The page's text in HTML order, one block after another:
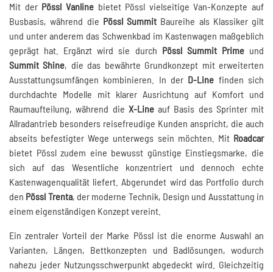
Mit der Pössl Vanlinebietet Pössl vielseitige Van-Konzepte auf
Busbasis, während die Pössl Summit Baureihe als Klassiker gilt
und unter anderem das Schwenkbad im Kastenwagen maßgeblich
geprägt hat. Ergänzt wird sie durch Pössl Summit Primeund
Summit Shine, die das bewährte Grundkonzept mit erweiterten
Ausstattungsumfängen kombinieren. In der D-Line finden sich
durchdachte Modelle mit klarer Ausrichtung auf Komfort und
Raumaufteilung, während die X-Lineauf Basis des Sprinter mit
Allradantrieb besonders reisefreudige Kunden anspricht, die auch
abseits befestigter Wege unterwegs sein möchten. Mit Roadcar
bietet Pössl zudem eine bewusst günstige Einstiegsmarke, die
sich auf das Wesentliche konzentriert und dennoch echte
Kastenwagenqualität liefert. Abgerundet wird das Portfolio durch
den Pössl Trenta, der moderne Technik, Design und Ausstattung in
einem eigenständigen Konzept vereint.
Ein zentraler Vorteil der Marke Pössl ist die enorme Auswahl an
Varianten, Längen, Bettkonzepten und Badlösungen, wodurch
nahezu jeder Nutzungsschwerpunkt abgedeckt wird. Gleichzeitig